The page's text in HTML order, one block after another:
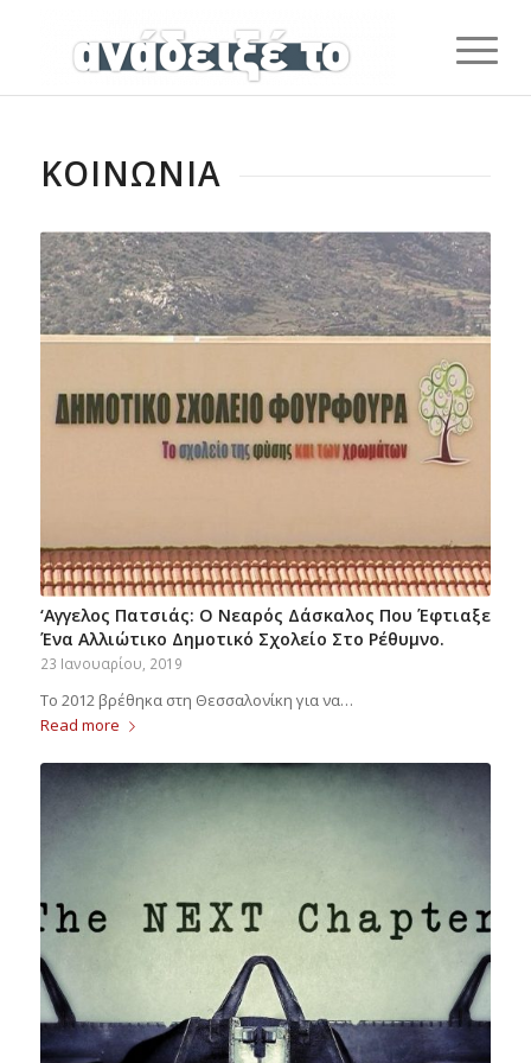
ΚΟΙΝΩΝΙΑ
‘Αγγελος Πατσιάς: Ο Νεαρός Δάσκαλος Που Έφτιαξε
Ένα Αλλιώτικο Δημοτικό Σχολείο Στο Ρέθυμνο.
23 Ιανουαρίου, 2019
To 2012 βρέθηκα στη Θεσσαλονίκη για να…
Read more